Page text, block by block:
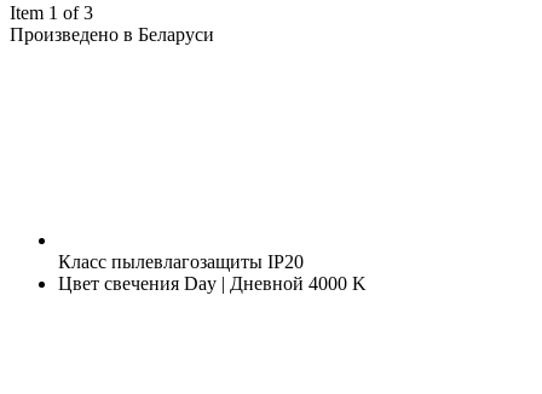
Item 1 of 3
Произведено в Беларуси
Класс пылевлагозащиты IP20
Цвет свечения Day | Дневной 4000 K